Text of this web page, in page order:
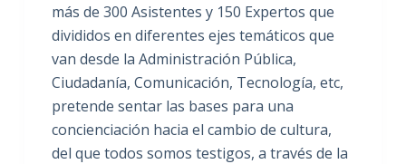
más de 300 Asistentes y 150 Expertos que
divididos en diferentes ejes temáticos que
van desde la Administración Pública,
Ciudadanía, Comunicación, Tecnología, etc,
pretende sentar las bases para una
concienciación hacia el cambio de cultura,
del que todos somos testigos, a través de la